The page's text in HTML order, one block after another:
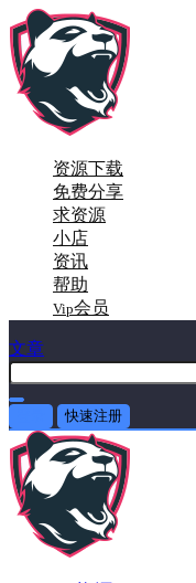
资源下载
免费分享
求资源
小店
资讯
帮助
Vip会员
文章
快速注册